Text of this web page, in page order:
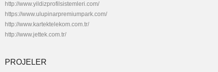
http://www.yildizprofilsistemleri.com/
https://www.ulupinarpremiumpark.com/
http://www.kartektelekom.com.tr/
http://www.jettek.com.tr/
PROJELER